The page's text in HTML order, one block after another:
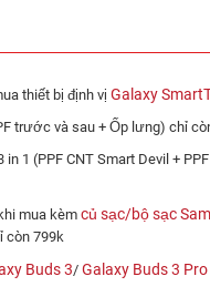
thiết bị định vị Galaxy
trước và sau + Ốp lưng) chỉ
1 (PPF CNT Smart Devil +
mua kèm củ sạc/bộ sạc
còn 799k
Buds 3/ Galaxy Buds 3 Pro